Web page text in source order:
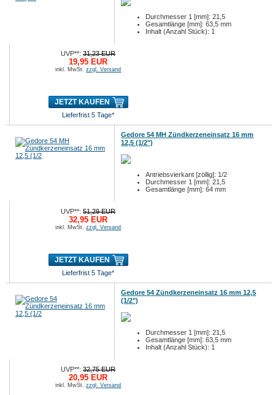
Durchmesser 1 [mm]: 21,5
Gesamtlänge [mm]: 63,5 mm
Inhalt (Anzahl Stück): 1
UVP**:31,23 EUR
19,95 EUR
inkl. MwSt.zzgl. Versand
JETZT KAUFEN
Lieferfrist 5 Tage*
Gedore 54 MH Zündkerzeneinsatz 16 mm
12,5 (1/2")
Antriebsvierkant [zöllig]: 1/2
Durchmesser 1 [mm]: 21,5
Gesamtlänge [mm]: 64 mm
UVP**:51,29 EUR
32,95 EUR
inkl. MwSt.zzgl. Versand
JETZT KAUFEN
Lieferfrist 5 Tage*
Gedore 54 Zündkerzeneinsatz 16 mm 12,5
(1/2")
Durchmesser 1 [mm]: 21,5
Gesamtlänge [mm]: 63,5 mm
Inhalt (Anzahl Stück): 1
UVP**:32,75 EUR
20,95 EUR
inkl. MwSt.zzgl. Versand